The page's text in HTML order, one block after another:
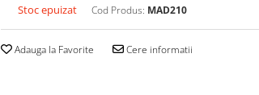
Stoc epuizat Cod Produs: MAD210
Adauga la Favorite Cere informatii